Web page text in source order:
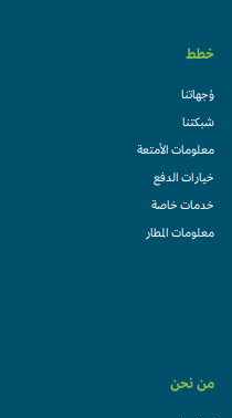
خطط
وُجهاتنا
شبكتنا
معلومات الأمتعة
خيارات الدفع
خدمات خاصة
معلومات المطار
من نحن